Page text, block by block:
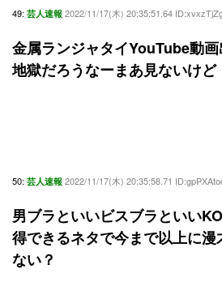
49: 芸人速報 2022/11/17(木) 20:35:51.64
金属ランジャタイYouTube動
地獄だろうなーまあ見ないけど
50: 芸人速報 2022/11/17(木) 20:35:58.71
男ブラといいビスブラといい
得できるネタで今まで以上に漫
ない？